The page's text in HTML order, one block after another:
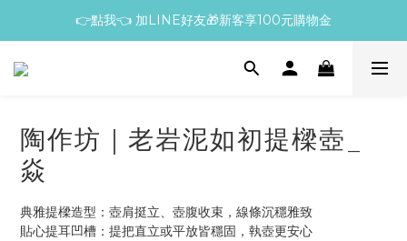
👉點我👈 加LINE好友🎁新客享100元購物金
陶作坊｜老岩泥如初提樑壺_
焱
典雅提樑造型：壺肩挺立、壺腹收束，線條沉穩雅致
貼心提耳凹槽：提把直立或平放皆穩固，執壺更安心